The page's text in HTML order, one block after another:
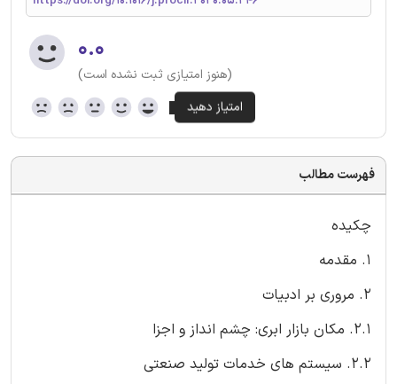
۰.۰
(هنوز امتیازی ثبت نشده است)
فهرست مطالب
چکیده
1. مقدمه
2. مروری بر ادبیات
2.1. مکان بازار ابری: چشم انداز و اجزا
2.2. سیستم های خدمات تولید صنعتی